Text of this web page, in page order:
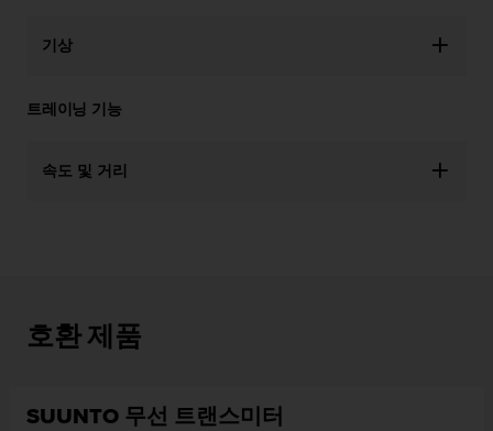
기상
트레이닝 기능
속도 및 거리
호환 제품
SUUNTO 무선 트랜스미터